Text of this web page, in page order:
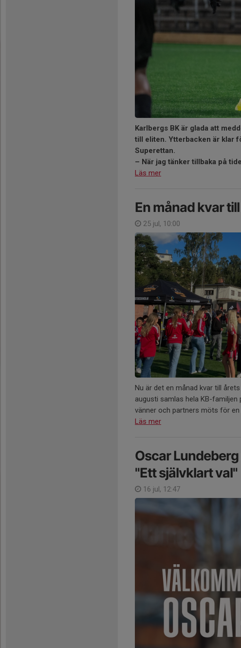
Karlbergs BK är glada att
till eliten. Ytterbacken är klar
Superettan.
– När jag tänker tillbaka på
Läs mer
En månad kvar
25 jul, 10:00
Nu är det en månad kvar till
augusti samlas hela KB-familjen
vänner och partners möts för en
Läs mer
Oscar
"Ett självklart val"
16 jul, 12:47